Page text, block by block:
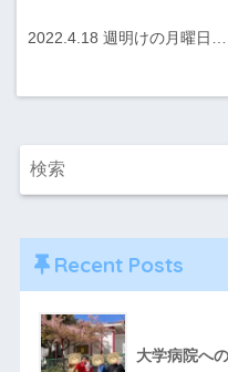
2022.4.18 週明けの月曜日…
Recent Posts
大学病院へ